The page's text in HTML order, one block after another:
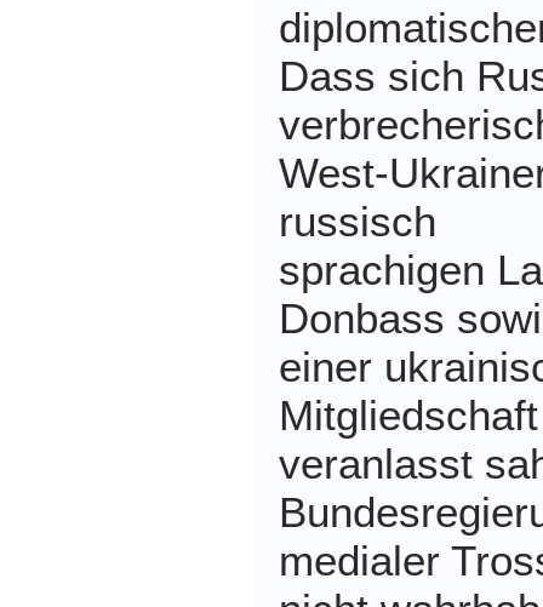
Dass sich
West-
russisch
sprachigen
Donbass
einer
veranlasst
medialer